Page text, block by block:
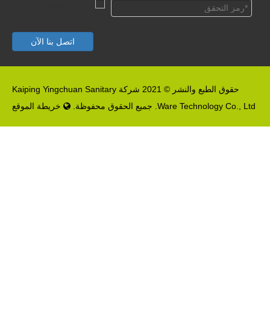
اتصل بنا الآن
حقوق الطبع والنشر © 2021 شركة Kaiping Yingchuan Sanitary
Ware Technology Co., Ltd. جميع الحقوق محفوظة.
 خريطة الموقع